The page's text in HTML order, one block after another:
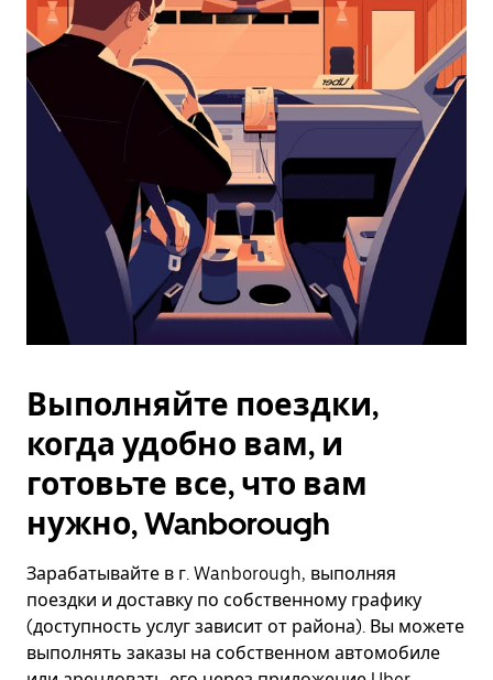
закрыть
календарь,
нажмите
Esc.
Выполняйте поездки,
когда удобно вам, и
готовьте все, что вам
нужно, Wanborough
Зарабатывайте в г. Wanborough, выполняя
поездки и доставку по собственному графику
(доступность услуг зависит от района). Вы можете
выполнять заказы на собственном автомобиле